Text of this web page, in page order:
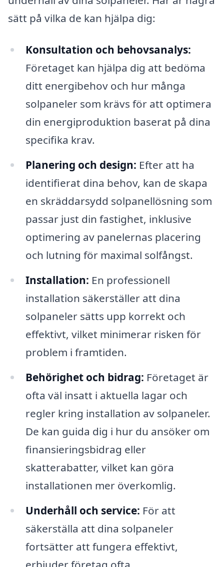
sätt på vilka de kan hjälpa dig:
Konsultation och behovsanalys:
Företaget kan hjälpa dig att bedöma
ditt energibehov och hur många
solpaneler som krävs för att optimera
din energiproduktion baserat på dina
specifika krav.
Planering och design: Efter att ha
identifierat dina behov, kan de skapa
en skräddarsydd solpanellösning som
passar just din fastighet, inklusive
optimering av panelernas placering
och lutning för maximal solfångst.
Installation: En professionell
installation säkerställer att dina
solpaneler sätts upp korrekt och
effektivt, vilket minimerar risken för
problem i framtiden.
Behörighet och bidrag: Företaget är
ofta väl insatt i aktuella lagar och
regler kring installation av solpaneler.
De kan guida dig i hur du ansöker om
finansieringsbidrag eller
skatterabatter, vilket kan göra
installationen mer överkomlig.
Underhåll och service: För att
säkerställa att dina solpaneler
fortsätter att fungera effektivt,